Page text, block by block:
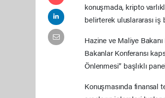
konuşmada, kripto
belirterek uluslararası iş
Hazine ve Maliye
Bakanlar Konferansı
Önlenmesi” başlıklı
Konuşmasında finansal